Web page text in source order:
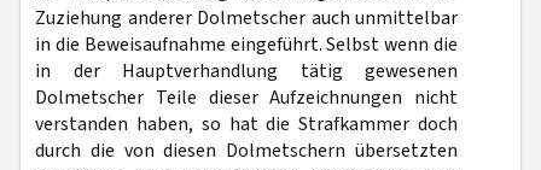
Zuziehung anderer Dolmetscher auch unmittelbar
in die Beweisaufnahme eingeführt. Selbst wenn die
in der Hauptverhandlung tätig gewesenen
Dolmetscher Teile dieser Aufzeichnungen nicht
verstanden haben, so hat die Strafkammer doch
durch die von diesen Dolmetschern übersetzten